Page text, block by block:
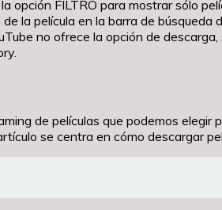
opción FILTRO para mostrar sólo
la película en la barra de
no ofrece la opción de
de películas que podemos
se centra en cómo descargar